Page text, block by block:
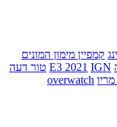
קמפיין מימון המונים
E3 2021 IGN
טור דעה
overwatch